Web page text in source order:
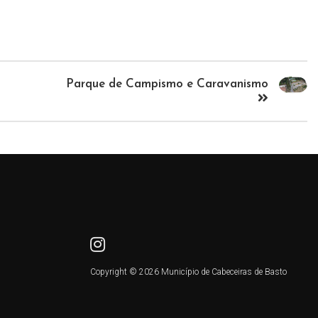
Parque de Campismo e Caravanismo
Copyright © 2026 Município de Cabeceiras de Basto